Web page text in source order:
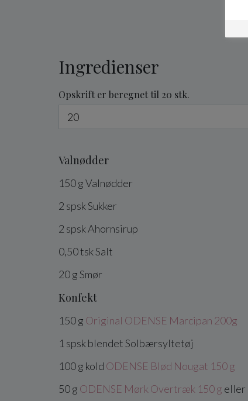
Ingredienser
Opskrift er beregnet til 20 stk.
Valnødder
150gValnødder
2 spskSukker
2 spskAhornsirup
0,50tskSalt
20gSmør
Konfekt
150g Original ODENSE Marcipan 200g
1 spsk blendetSolbærsyltetøj
100g kold ODENSE Blød Nougat 150 g
50g ODENSE Mørk Overtræk 150 g eller